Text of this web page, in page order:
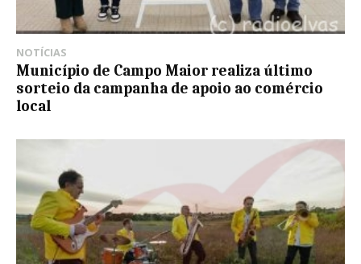
NOTÍCIAS
Município de Campo Maior realiza último
sorteio da campanha de apoio ao comércio
local